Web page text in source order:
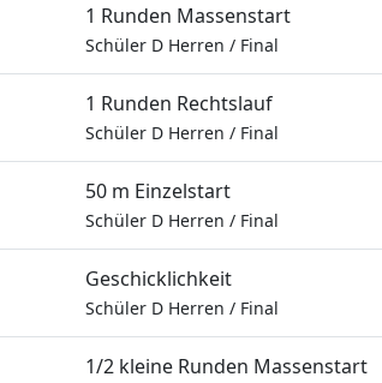
1 Runden Massenstart
Schüler D Herren / Final
1 Runden Rechtslauf
Schüler D Herren / Final
50 m Einzelstart
Schüler D Herren / Final
Geschicklichkeit
Schüler D Herren / Final
1/2 kleine Runden Massenstart